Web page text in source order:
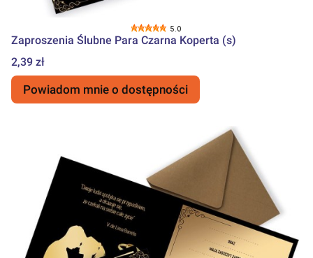
5.0
Zaproszenia Ślubne Para Czarna Koperta (s)
Cena
2,39 zł
Powiadom mnie o dostępności